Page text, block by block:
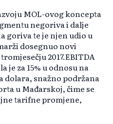
MOL-ovog koncepta
negoriva i dalje
goriva te je njen udio u
dosegnuo novi
2017.EBITDA
je za 15% u odnosu na
dolara, snažno podržana
u Mađarskoj, čime se
tarifne promjene,